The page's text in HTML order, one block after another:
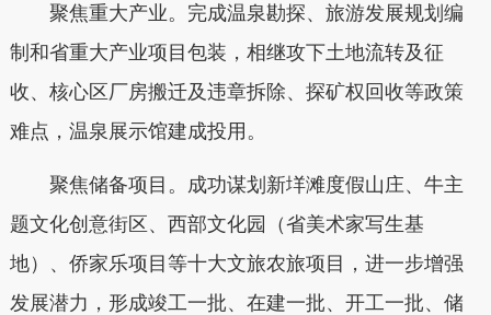
聚焦重大产业。完成温泉勘探、旅游发展规划编
制和省重大产业项目包装，相继攻下土地流转及征
收、核心区厂房搬迁及违章拆除、探矿权回收等政策
难点，温泉展示馆建成投用。
聚焦储备项目。成功谋划新垟滩度假山庄、牛主
题文化创意街区、西部文化园（省美术家写生基
地）、侨家乐项目等十大文旅农旅项目，进一步增强
发展潜力，形成竣工一批、在建一批、开工一批、储